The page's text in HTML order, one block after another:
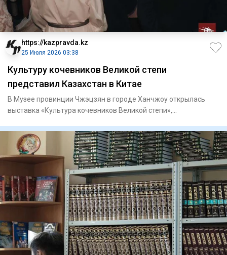
https://kazpravda.kz
25 Июля 2026 03:38
Культуру кочевников Великой степи
представил Казахстан в Китае
В Музее провинции Чжэцзян в городе Ханчжоу открылась
выставка «Культура кочевников Великой степи»,